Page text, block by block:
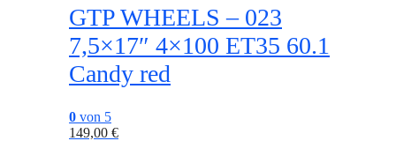
GTP WHEELS – 023
7,5×17″ 4×100 ET35 60.1
Candy red
0 von 5
149,00 €